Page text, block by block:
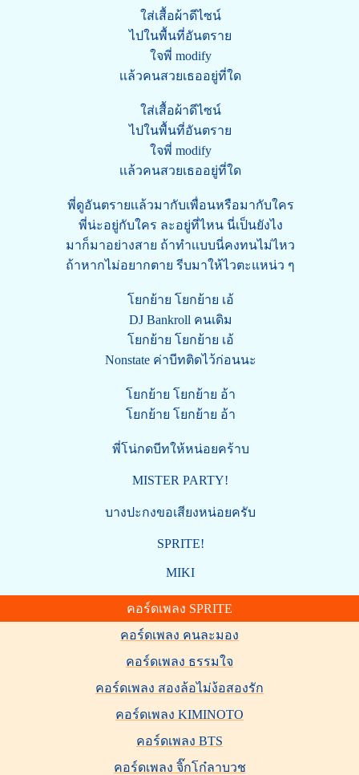
ใส่เสื้อผ้าดีไซน์
ไปในพื้นที่อันตราย
ใจพี่ modify
เเล้วคนสวยเธออยู่ที่ใด
ใส่เสื้อผ้าดีไซน์
ไปในพื้นที่อันตราย
ใจพี่ modify
เเล้วคนสวยเธออยู่ที่ใด
พี่ดูอันตรายเเล้วมากับเพื่อนหรือมากับใคร
พี่น่ะอยู่กับใคร ละอยู่ที่ไหน นี่เป็นยังไง
มาก็มาอย่างสาย ถ้าทำเเบบนี่คงทนไม่ไหว
ถ้าหากไม่อยากตาย รีบมาให้ไวตะแหน่ว ๆ
โยกย้าย โยกย้าย เอ้
DJ Bankroll คนเดิม
โยกย้าย โยกย้าย เอ้
Nonstate ค่าบีทติดไว้ก่อนนะ
โยกย้าย โยกย้าย อ้า
โยกย้าย โยกย้าย อ้า
พี่โน่กดบีทให้หน่อยคร้าบ
MISTER PARTY!
บางปะกงขอเสียงหน่อยครับ
SPRITE!
MIKI
คอร์ดเพลง SPRITE
คอร์ดเพลง คนละมอง
คอร์ดเพลง ธรรมใจ
คอร์ดเพลง สองล้อไม่ง้อสองรัก
คอร์ดเพลง KIMINOTO
คอร์ดเพลง BTS
คอร์ดเพลง จิ๊กโก๋ลาบวช